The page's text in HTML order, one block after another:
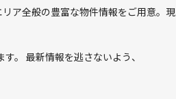
ア全般の豊富な物件情報をご用意。現
。 最新情報を逃さないよう、